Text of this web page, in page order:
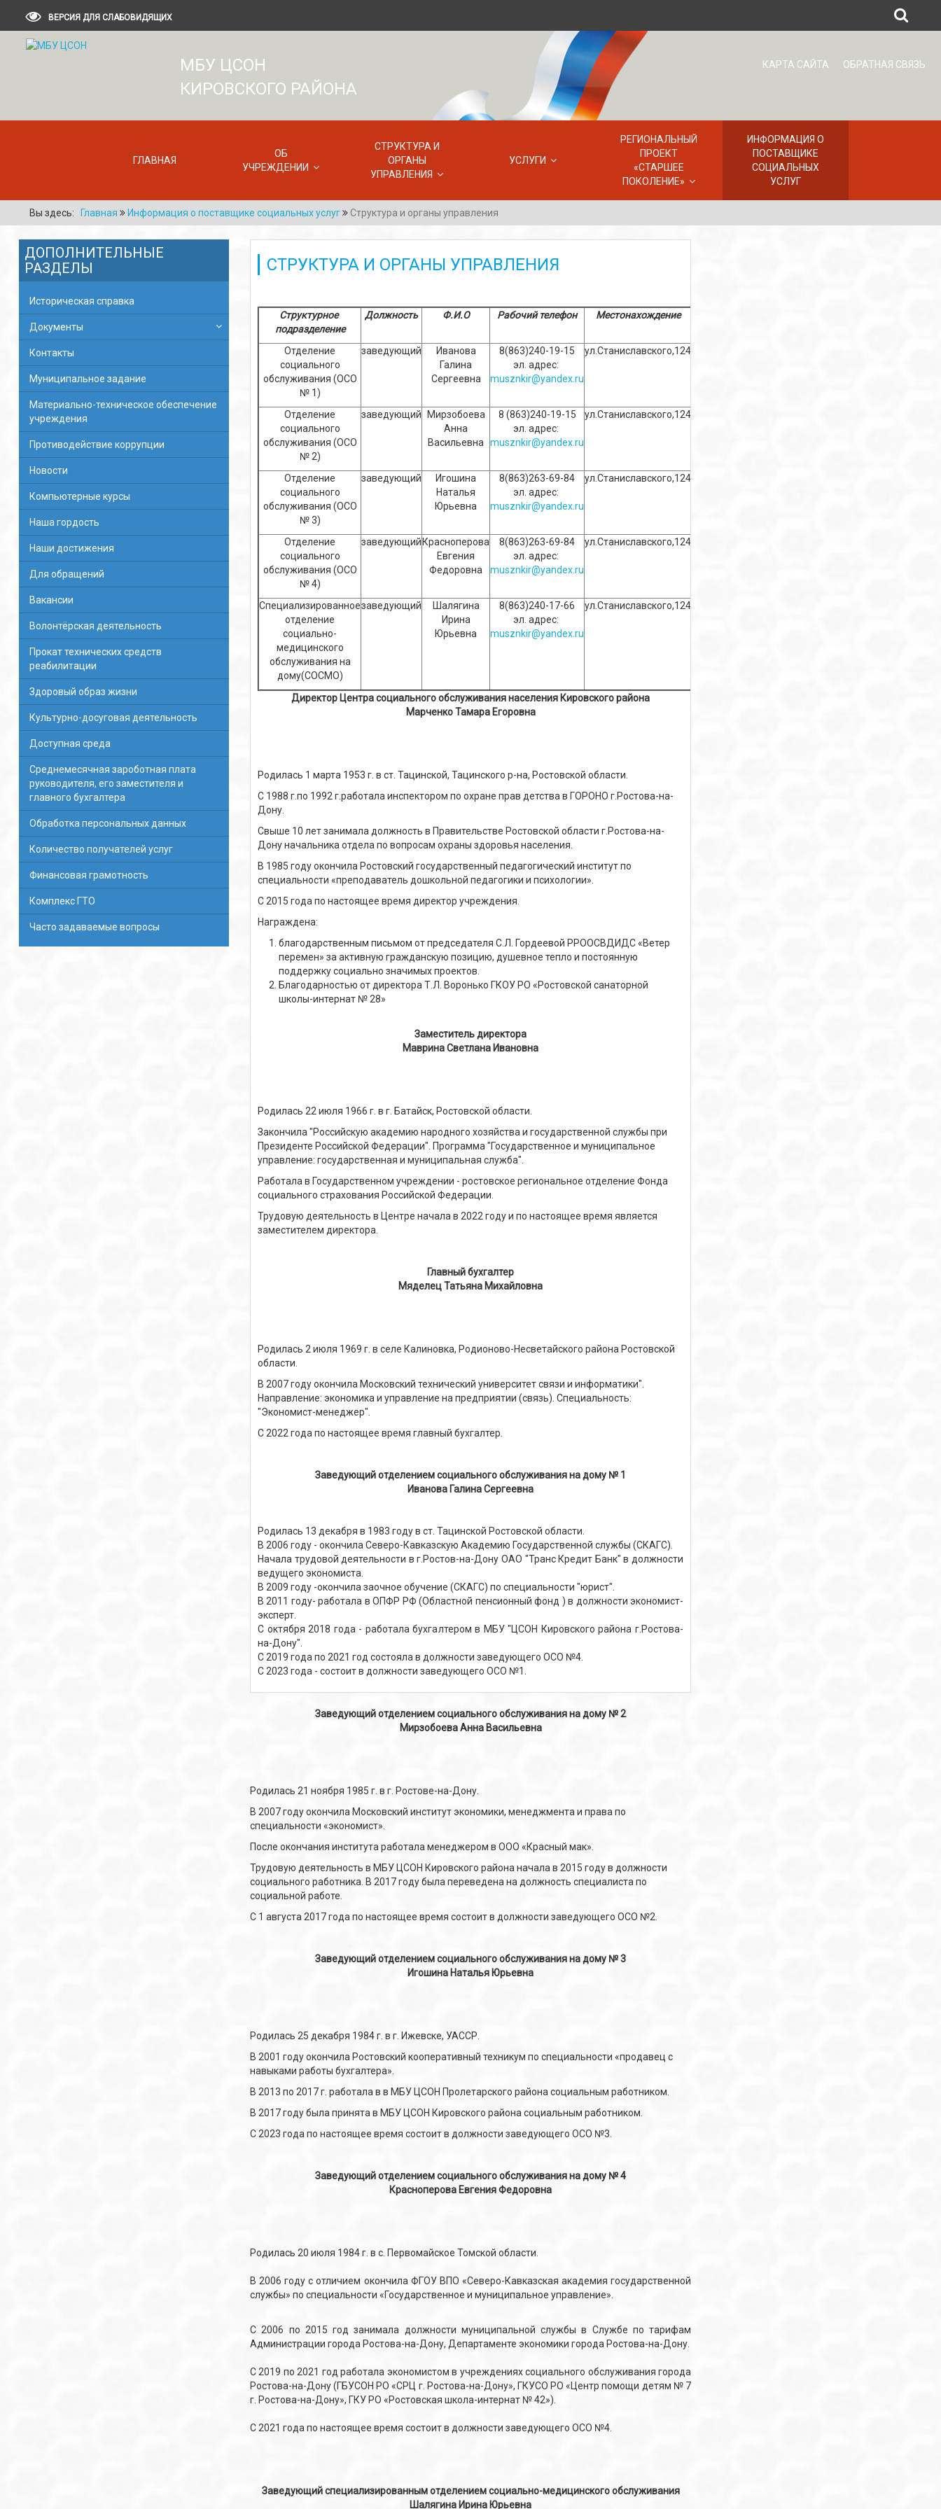
ВЕРСИЯ ДЛЯ СЛАБОВИДЯЩИХ
МБУ ЦСОН
КИРОВСКОГО РАЙОНА
КАРТА САЙТА ОБРАТНАЯ СВЯЗЬ
ГЛАВНАЯ
ОБ
УЧРЕЖДЕНИИ
СТРУКТУРА И
ОРГАНЫ
УПРАВЛЕНИЯ
УСЛУГИ
РЕГИОНАЛЬНЫЙ
ПРОЕКТ
«СТАРШЕЕ
ПОКОЛЕНИЕ»
ИНФОРМАЦИЯ О
ПОСТАВЩИКЕ
СОЦИАЛЬНЫХ
УСЛУГ
Вы здесь: Главная Информация о поставщике социальных услуг Структура и органы управления
ДОПОЛНИТЕЛЬНЫЕ
РАЗДЕЛЫ
Историческая справка
Документы
Контакты
Муниципальное задание
Материально-техническое обеспечение
учреждения
Противодействие коррупции
Новости
Компьютерные курсы
Наша гордость
Наши достижения
Для обращений
Вакансии
Волонтёрская деятельность
Прокат технических средств
реабилитации
Здоровый образ жизни
Культурно-досуговая деятельность
Доступная среда
Среднемесячная зароботная плата
руководителя, его заместителя и
главного бухгалтера
Обработка персональных данных
Количество получателей услуг
Финансовая грамотность
Комплекс ГТО
Часто задаваемые вопросы
СТРУКТУРА И ОРГАНЫ УПРАВЛЕНИЯ
Структурное
подразделение
Должность Ф.И.О Рабочий телефон Местонахождение
Отделение
социального
обслуживания (ОСО
№ 1)
заведующий
Иванова
Галина
Сергеевна
8(863)240-19-15
эл. адрес:
musznkir@yandex.ru
ул.Станиславского,124
Отделение
социального
обслуживания (ОСО
№ 2)
заведующий
Мирзобоева
Анна
Васильевна
8 (863)240-19-15
эл. адрес:
musznkir@yandex.ru
ул.Станиславского,124
Отделение
социального
обслуживания (ОСО
№ 3)
заведующий
Игошина
Наталья
Юрьевна
8(863)263-69-84
эл. адрес:
musznkir@yandex.ru
ул.Станиславского,124
Отделение
социального
обслуживания (ОСО
№ 4)
заведующий Красноперова
Евгения
Федоровна
8(863)263-69-84
эл. адрес:
musznkir@yandex.ru
ул.Станиславского,124
Специализированное
отделение
социально-
медицинского
обслуживания на
дому(СОСМО)
заведующий
Шалягина
Ирина
Юрьевна
8(863)240-17-66
эл. адрес:
musznkir@yandex.ru
ул.Станиславского,124
Директор Центра социального обслуживания населения Кировского района
Марченко Тамара Егоровна
Родилась 1 марта 1953 г. в ст. Тацинской, Тацинского р-на, Ростовской области.
С 1988 г.по 1992 г.работала инспектором по охране прав детства в ГОРОНО г.Ростова-на-
Дону.
Свыше 10 лет занимала должность в Правительстве Ростовской области г.Ростова-на-
Дону начальника отдела по вопросам охраны здоровья населения.
В 1985 году окончила Ростовский государственный педагогический институт по
специальности «преподаватель дошкольной педагогики и психологии».
С 2015 года по настоящее время директор учреждения.
Награждена:
благодарственным письмом от председателя С.Л. Гордеевой РРООСВДИДС «Ветер
перемен» за активную гражданскую позицию, душевное тепло и постоянную
поддержку социально значимых проектов.
Благодарностью от директора Т.Л. Воронько ГКОУ РО «Ростовской санаторной
школы-интернат № 28»
Заместитель директора
Маврина Светлана Ивановна
Родилась 22 июля 1966 г. в г. Батайск, Ростовской области.
Закончила "Российскую академию народного хозяйства и государственной службы при
Президенте Российской Федерации". Программа "Государственное и муниципальное
управление: государственная и муниципальная служба".
Работала в Государственном учреждении - ростовское региональное отделение Фонда
социального страхования Российской Федерации.
Трудовую деятельность в Центре начала в 2022 году и по настоящее время является
заместителем директора.
Главный бухгалтер
Мяделец Татьяна Михайловна
Родилась 2 июля 1969 г. в селе Калиновка, Родионово-Несветайского района Ростовской
области.
В 2007 году окончила Московский технический университет связи и информатики".
Направление: экономика и управление на предприятии (связь). Специальность:
"Экономист-менеджер".
С 2022 года по настоящее время главный бухгалтер.
Заведующий отделением социального обслуживания на дому № 1
Иванова Галина Сергеевна
Родилась 13 декабря в 1983 году в ст. Тацинской Ростовской области.
В 2006 году - окончила Северо-Кавказскую Академию Государственной службы (СКАГС).
Начала трудовой деятельности в г.Ростов-на-Дону ОАО "Транс Кредит Банк" в должности
ведущего экономиста.
В 2009 году -окончила заочное обучение (СКАГС) по специальности "юрист".
В 2011 году- работала в ОПФР РФ (Областной пенсионный фонд ) в должности экономист-
эксперт.
С октября 2018 года - работала бухгалтером в МБУ "ЦСОН Кировского района г.Ростова-
на-Дону".
С 2019 года по 2021 год состояла в должности заведующего ОСО №4.
С 2023 года - состоит в должности заведующего ОСО №1.
Заведующий отделением социального обслуживания на дому № 2
Мирзобоева Анна Васильевна
Родилась 21 ноября 1985 г. в г. Ростове-на-Дону.
В 2007 году окончила Московский институт экономики, менеджмента и права по
специальности «экономист».
После окончания института работала менеджером в ООО «Красный мак».
Трудовую деятельность в МБУ ЦСОН Кировского района начала в 2015 году в должности
социального работника. В 2017 году была переведена на должность специалиста по
социальной работе.
С 1 августа 2017 года по настоящее время состоит в должности заведующего ОСО №2.
Заведующий отделением социального обслуживания на дому № 3
Игошина Наталья Юрьевна
Родилась 25 декабря 1984 г. в г. Ижевске, УАССР.
В 2001 году окончила Ростовский кооперативный техникум по специальности «продавец с
навыками работы бухгалтера».
В 2013 по 2017 г. работала в в МБУ ЦСОН Пролетарского района социальным работником.
В 2017 году была принята в МБУ ЦСОН Кировского района социальным работником.
С 2023 года по настоящее время состоит в должности заведующего ОСО №3.
Заведующий отделением социального обслуживания на дому № 4
Красноперова Евгения Федоровна
Родилась 20 июля 1984 г. в с. Первомайское Томской области.
В 2006 году с отличием окончила ФГОУ ВПО «Северо-Кавказская академия государственной
службы» по специальности «Государственное и муниципальное управление».
С 2006 по 2015 год занимала должности муниципальной службы в Службе по тарифам
Администрации города Ростова-на-Дону, Департаменте экономики города Ростова-на-Дону.
С 2019 по 2021 год работала экономистом в учреждениях социального обслуживания города
Ростова-на-Дону (ГБУСОН РО «СРЦ г. Ростова-на-Дону», ГКУСО РО «Центр помощи детям № 7
г. Ростова-на-Дону», ГКУ РО «Ростовская школа-интернат № 42»).
С 2021 года по настоящее время состоит в должности заведующего ОСО №4.
Заведующий специализированным отделением социально-медицинского обслуживания
Шалягина Ирина Юрьевна